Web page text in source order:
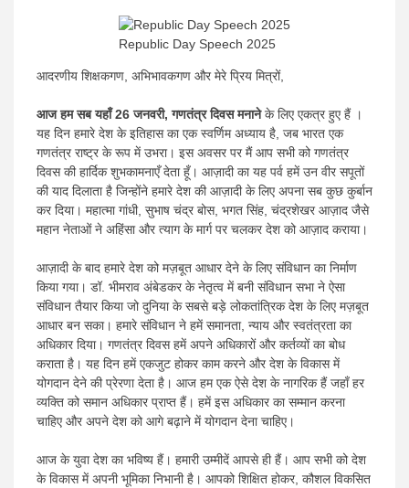
Republic Day Speech 2025
आदरणीय शिक्षकगण, अभिभावकगण और मेरे प्रिय मित्रों,
आज हम सब यहाँ 26 जनवरी, गणतंत्र दिवस मनानेके लिए एकत्र हुए हैं ।
यह दिन हमारे देश के इतिहास का एक स्वर्णिम अध्याय है, जब भारत एक
गणतंत्र राष्ट्र के रूप में उभरा। इस अवसर पर मैं आप सभी को गणतंत्र
दिवस की हार्दिक शुभकामनाएँ देता हूँ। आज़ादी का यह पर्व हमें उन वीर सपूतों
की याद दिलाता है जिन्होंने हमारे देश की आज़ादी के लिए अपना सब कुछ कुर्बान
कर दिया। महात्मा गांधी, सुभाष चंद्र बोस, भगत सिंह, चंद्रशेखर आज़ाद जैसे
महान नेताओं ने अहिंसा और त्याग के मार्ग पर चलकर देश को आज़ाद कराया।
आज़ादी के बाद हमारे देश को मज़बूत आधार देने के लिए संविधान का निर्माण
किया गया। डॉ. भीमराव अंबेडकर के नेतृत्व में बनी संविधान सभा ने ऐसा
संविधान तैयार किया जो दुनिया के सबसे बड़े लोकतांत्रिक देश के लिए मज़बूत
आधार बन सका। हमारे संविधान ने हमें समानता, न्याय और स्वतंत्रता का
अधिकार दिया। गणतंत्र दिवस हमें अपने अधिकारों और कर्तव्यों का बोध
कराता है। यह दिन हमें एकजुट होकर काम करने और देश के विकास में
योगदान देने की प्रेरणा देता है। आज हम एक ऐसे देश के नागरिक हैं जहाँ हर
व्यक्ति को समान अधिकार प्राप्त हैं। हमें इस अधिकार का सम्मान करना
चाहिए और अपने देश को आगे बढ़ाने में योगदान देना चाहिए।
आज के युवा देश का भविष्य हैं। हमारी उम्मीदें आपसे ही हैं। आप सभी को देश
के विकास में अपनी भूमिका निभानी है। आपको शिक्षित होकर, कौशल विकसित